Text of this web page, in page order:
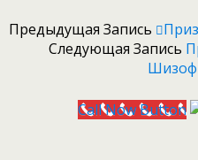
Предыдущая Запись
Следующая Запись
Call Now Button